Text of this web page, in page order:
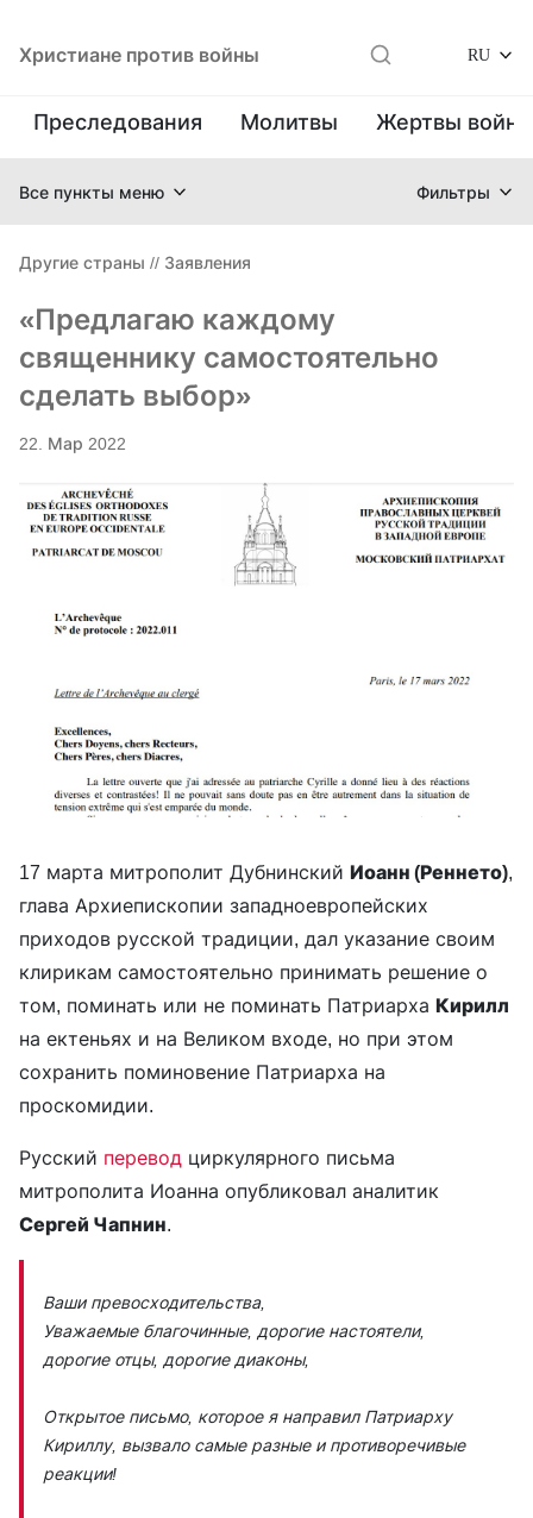
Христиане против войны RU
Преследования Молитвы Жертвы
Все пункты меню Фильтры
Другие страны // Заявления
«Предлагаю каждому
священнику самостоятельно
сделать выбор»
22. Мар 2022
17 марта митрополит Дубнинский Иоанн (Реннето),
глава Архиепископии западноевропейских
приходов русской традиции, дал указание своим
клирикам самостоятельно принимать решение о
том, поминать или не поминать Патриарха Кирилл
на ектеньях и на Великом входе, но при этом
сохранить поминовение Патриарха на
проскомидии.
Русский перевод циркулярного письма
митрополита Иоанна опубликовал аналитик
Сергей Чапнин.
Ваши превосходительства,
Уважаемые благочинные, дорогие настоятели,
дорогие отцы, дорогие диаконы,
Открытое письмо, которое я направил Патриарху
Кириллу, вызвало самые разные и противоречивые
реакции!